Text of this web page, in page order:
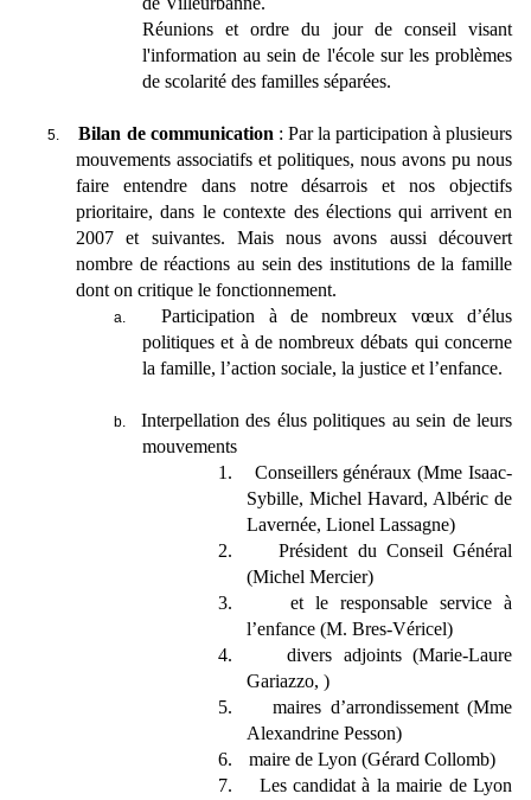
Réunions et ordre du jour de conseil visant
l'information au sein de l'école sur les problèmes
de scolarité des familles séparées.
5. Bilan de communication : Par la participation à plusieurs
mouvements associatifs et politiques, nous avons pu nous
faire entendre dans notre désarrois et nos objectifs
prioritaire, dans le contexte des élections qui arrivent en
2007 et suivantes. Mais nous avons aussi découvert
nombre de réactions au sein des institutions de la famille
dont on critique le fonctionnement.
a.
Participation à de nombreux vœux d’élus
politiques et à de nombreux débats qui concerne
la famille, l’action sociale, la justice et l’enfance.
b.
Interpellation des élus politiques au sein de leurs
mouvements
1.
Conseillers généraux (Mme Isaac-
Sybille, Michel Havard, Albéric de
Lavernée, Lionel Lassagne)
2.
Président du Conseil Général
(Michel Mercier)
3.
et le responsable service à
l’enfance (M. Bres-Véricel)
4.
divers adjoints (Marie-Laure
Gariazzo, )
5.
maires d’arrondissement (Mme
Alexandrine Pesson)
6.
maire de Lyon (Gérard Collomb)
7.
Les candidat à la mairie de Lyon